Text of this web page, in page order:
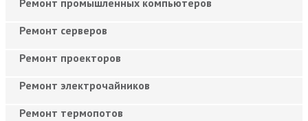
Ремонт промышленных компьютеров
Ремонт серверов
Ремонт проекторов
Ремонт электрочайников
Ремонт термопотов